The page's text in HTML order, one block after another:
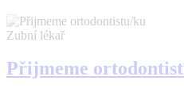
Zubní lékař
Přijmeme